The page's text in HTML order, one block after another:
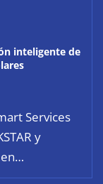
inteligente de
Services
y